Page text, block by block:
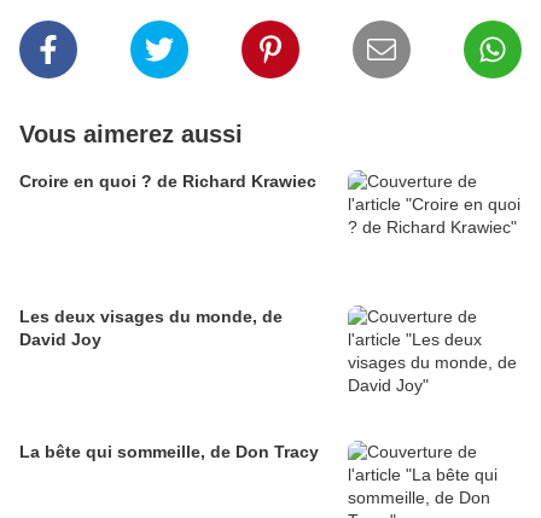
Vous aimerez aussi
Croire en quoi ? de Richard Krawiec
Les deux visages du monde, de
David Joy
La bête qui sommeille, de Don Tracy